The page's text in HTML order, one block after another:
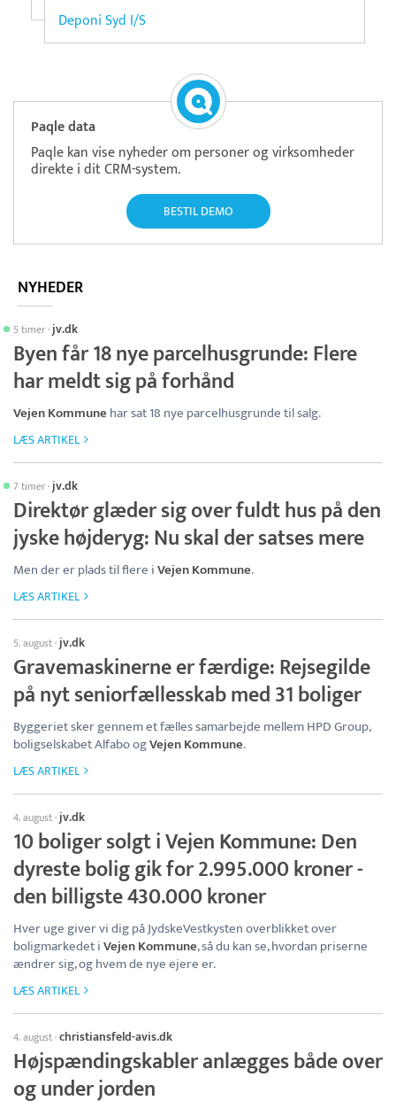
Deponi Syd I/S
Paqle data
Paqle kan vise nyheder om personer og virksomheder
direkte i dit CRM-system.
BESTIL DEMO
NYHEDER
5 timer·jv.dk
Byen får 18 nye parcelhusgrunde: Flere
har meldt sig på forhånd
Vejen Kommunehar sat 18 nye parcelhusgrunde til salg.
LÆS ARTIKEL
7 timer·jv.dk
Direktør glæder sig over fuldt hus på den
jyske højderyg: Nu skal der satses mere
Men der er plads til flere iVejen Kommune.
LÆS ARTIKEL
5. august·jv.dk
Gravemaskinerne er færdige: Rejsegilde
på nyt seniorfællesskab med 31 boliger
Byggeriet sker gennem et fælles samarbejde mellem HPD Group,
boligselskabet Alfabo ogVejen Kommune.
LÆS ARTIKEL
4. august·jv.dk
10 boliger solgt i Vejen Kommune: Den
dyreste bolig gik for 2.995.000 kroner -
den billigste 430.000 kroner
Hver uge giver vi dig på JydskeVestkysten overblikket over
boligmarkedet iVejen Kommune, så du kan se, hvordan priserne
ændrer sig, og hvem de nye ejere er.
LÆS ARTIKEL
4. august·christiansfeld-avis.dk
Højspændingskabler anlægges både over
og under jorden